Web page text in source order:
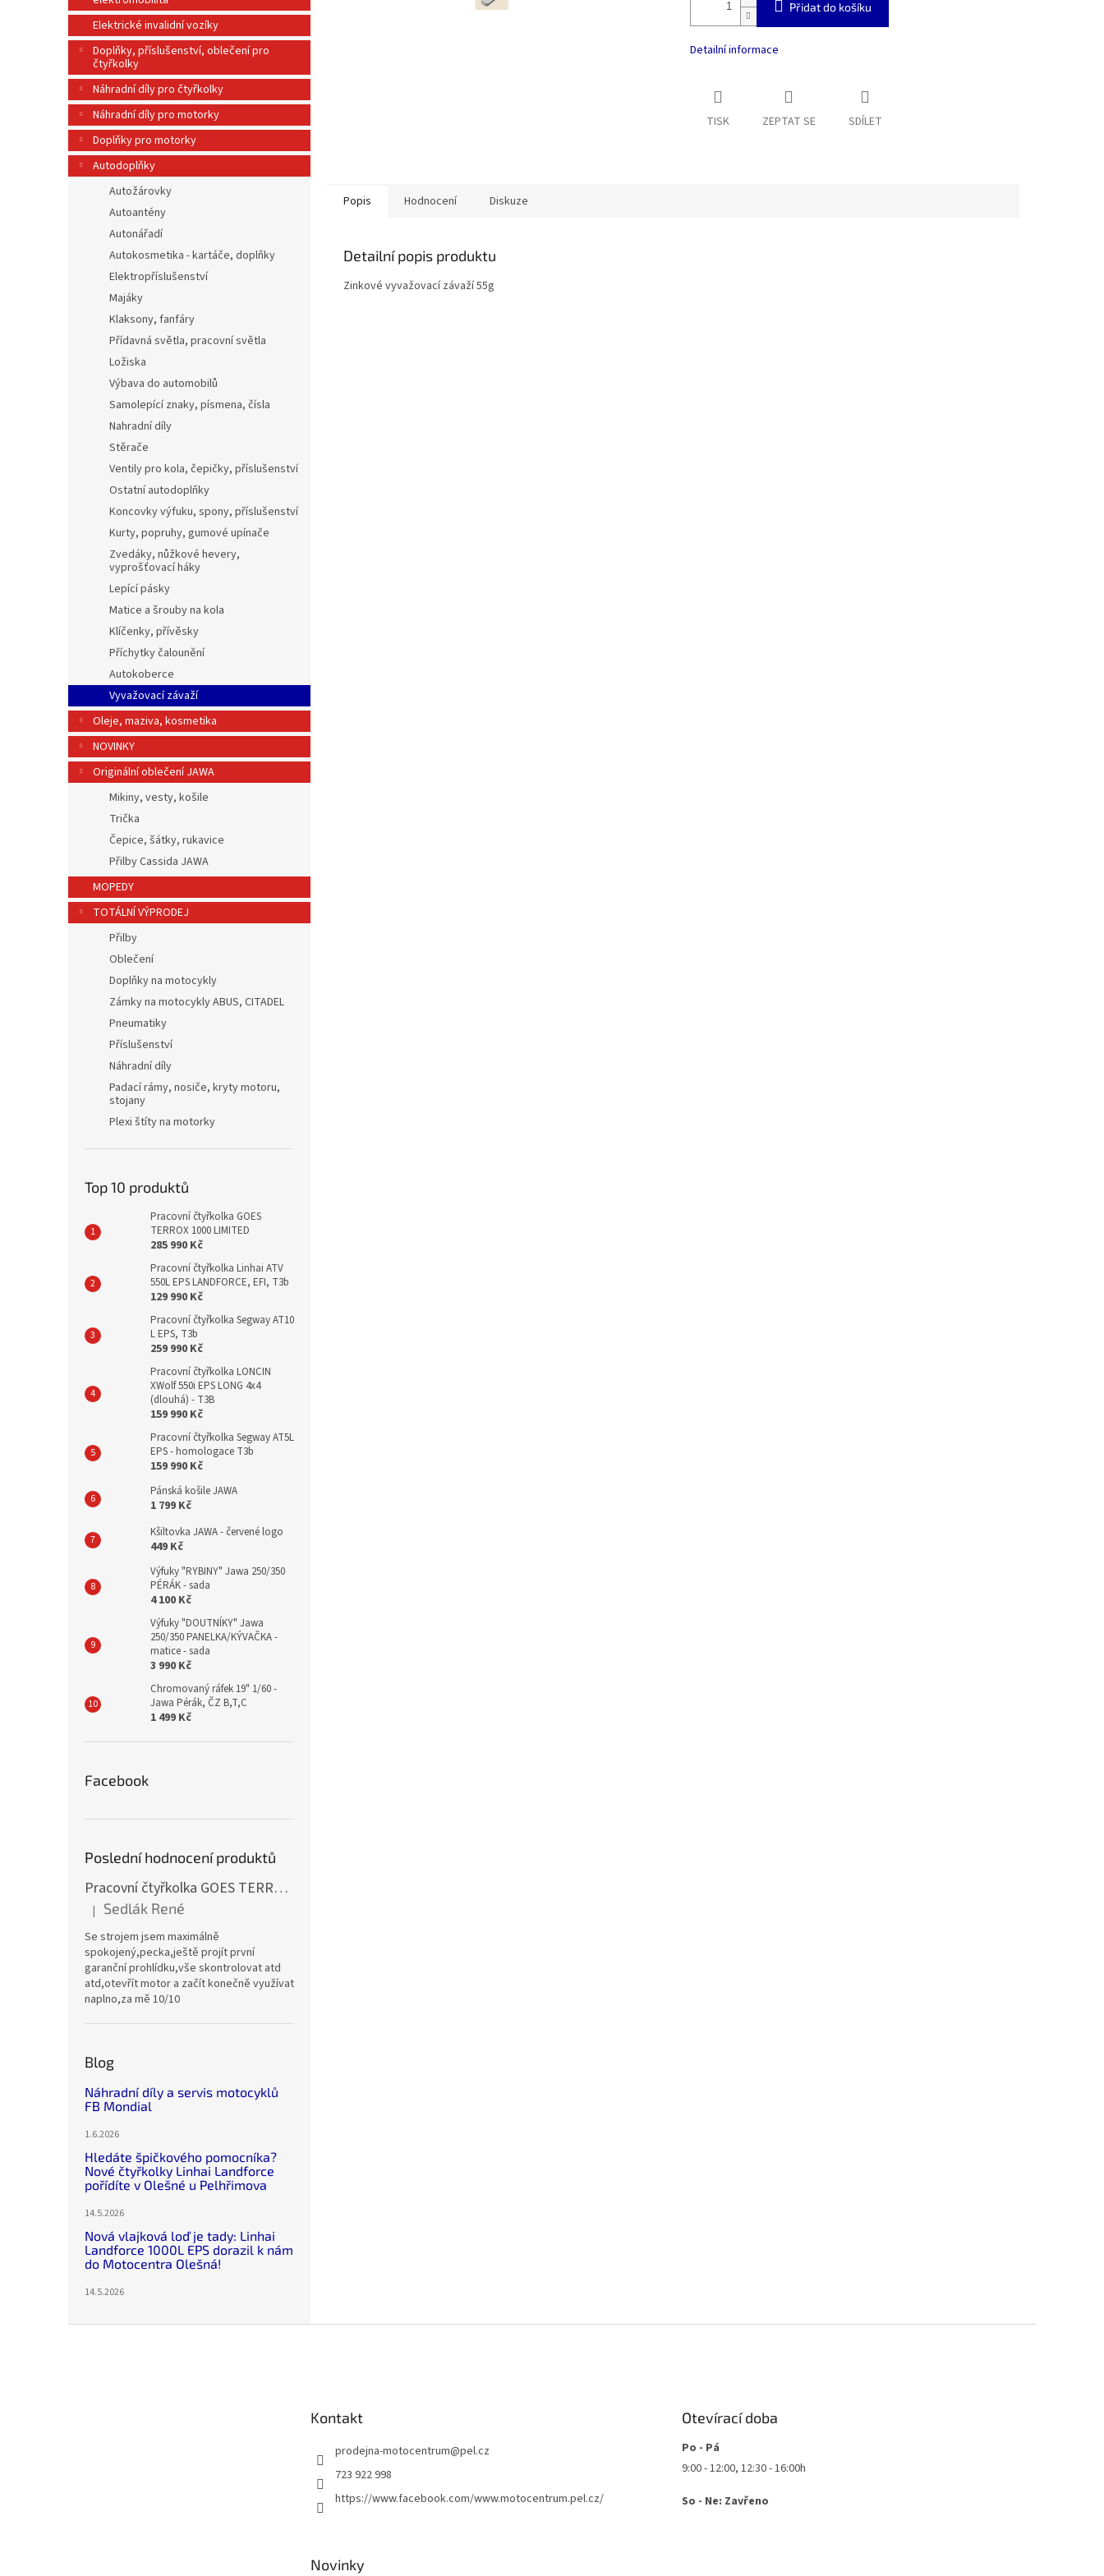
l
Elektrické invalidní vozíky
Doplňky, příslušenství, oblečení pro
čtyřkolky
Náhradní díly pro čtyřkolky
Náhradní díly pro motorky
Doplňky pro motorky
Autodoplňky
Autožárovky
Autoantény
Autonářadí
Autokosmetika - kartáče, doplňky
Elektropříslušenství
Majáky
Klaksony, fanfáry
Přídavná světla, pracovní světla
Ložiska
Výbava do automobilů
Samolepící znaky, písmena, čísla
Nahradní díly
Stěrače
Ventily pro kola, čepičky, příslušenství
Ostatní autodoplňky
Koncovky výfuku, spony, příslušenství
Kurty, popruhy, gumové upínače
Zvedáky, nůžkové hevery,
vyprošťovací háky
Lepící pásky
Matice a šrouby na kola
Klíčenky, přívěsky
Příchytky čalounění
Autokoberce
Vyvažovací závaží
Oleje, maziva, kosmetika
NOVINKY
Originální oblečení JAWA
Mikiny, vesty, košile
Trička
Čepice, šátky, rukavice
Přilby Cassida JAWA
MOPEDY
TOTÁLNÍ VÝPRODEJ
Přilby
Oblečení
Doplňky na motocykly
Zámky na motocykly ABUS, CITADEL
Pneumatiky
Příslušenství
Náhradní díly
Padací rámy, nosiče, kryty motoru,
stojany
Plexi štíty na motorky
Top 10 produktů
Pracovní čtyřkolka GOES
TERROX 1000 LIMITED
285 990 Kč
Pracovní čtyřkolka Linhai ATV
550L EPS LANDFORCE, EFI, T3b
129 990 Kč
Pracovní čtyřkolka Segway AT10
L EPS, T3b
259 990 Kč
Pracovní čtyřkolka LONCIN
XWolf 550i EPS LONG 4x4
(dlouhá) - T3B
159 990 Kč
Pracovní čtyřkolka Segway AT5L
EPS - homologace T3b
159 990 Kč
Pánská košile JAWA
1 799 Kč
Kšiltovka JAWA - červené logo
449 Kč
Výfuky "RYBINY" Jawa 250/350
PÉRÁK - sada
4 100 Kč
Výfuky "DOUTNÍKY" Jawa
250/350 PANELKA/KÝVAČKA -
matice - sada
3 990 Kč
Chromovaný ráfek 19" 1/60 -
Jawa Pérák, ČZ B,T,C
1 499 Kč
Facebook
Poslední hodnocení produktů
Pracovní čtyřkolka GOES TERROX 400 T3B
Hodnocení produktu je 5 z 5 hvězdiček.
| Sedlák René
Se strojem jsem maximálně
spokojený,pecka,ještě projít první
garanční prohlídku,vše skontrolovat atd
atd,otevřít motor a začít konečně využívat
naplno,za mě 10/10
Blog
Náhradní díly a servis motocyklů
FB Mondial
1.6.2026
Hledáte špičkového pomocníka?
Nové čtyřkolky Linhai Landforce
pořídíte v Olešné u Pelhřimova
14.5.2026
Nová vlajková loď je tady: Linhai
Landforce 1000L EPS dorazil k nám
do Motocentra Olešná!
14.5.2026
Přidat do košíku
Detailní informace
TISK ZEPTAT SE SDÍLET
Popis Hodnocení Diskuze
Detailní popis produktu
Zinkové vyvažovací závaží 55g
Kontakt
prodejna-motocentrum@pel.cz
723 922 998
https://www.facebook.com/www.motocentrum.pel.cz/
Otevírací doba
Po - Pá
9:00 - 12:00, 12:30 - 16:00h
So - Ne: Zavřeno
Novinky